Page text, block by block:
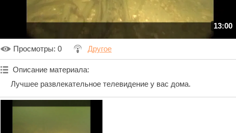
13:00
Просмотры: 0 Другое
Описание материала:
Лучшее развлекательное телевидение у вас дома.